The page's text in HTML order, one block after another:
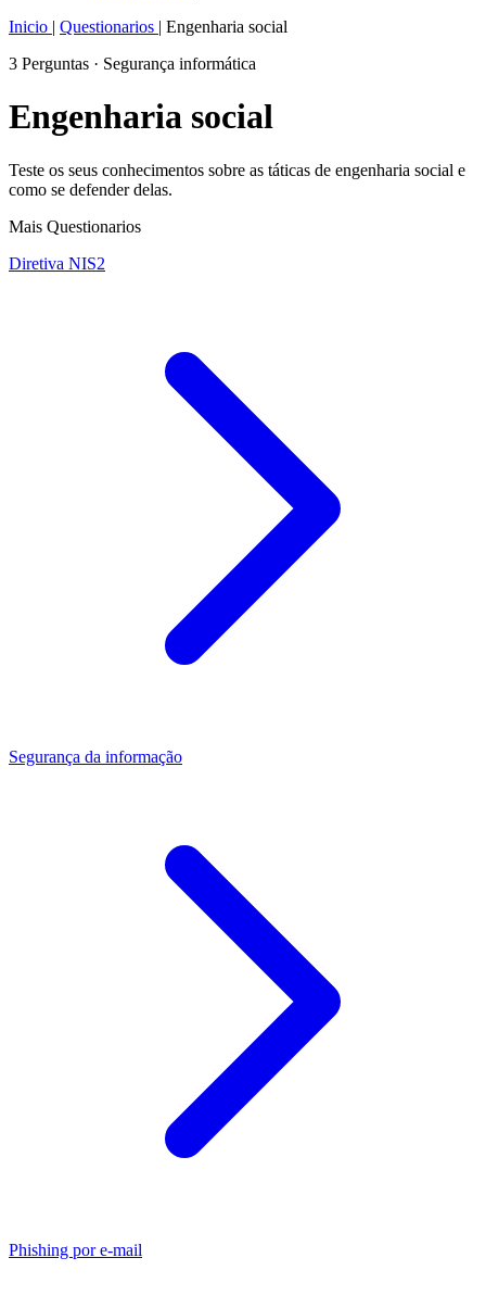
Inicio | Questionarios | Engenharia social
3 Perguntas · Segurança informática
Engenharia social
Teste os seus conhecimentos sobre as táticas de engenharia social e
como se defender delas.
Mais Questionarios
Diretiva NIS2
Segurança da informação
Phishing por e-mail